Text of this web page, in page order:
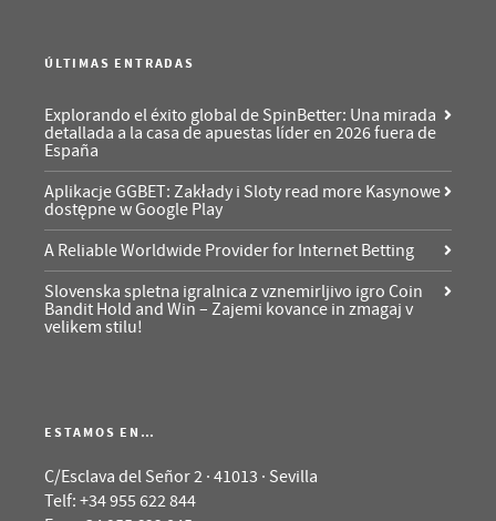
ÚLTIMAS ENTRADAS
Explorando el éxito global de SpinBetter: Una mirada
detallada a la casa de apuestas líder en 2026 fuera de
España
Aplikacje GGBET: Zakłady i Sloty read more Kasynowe
dostępne w Google Play
A Reliable Worldwide Provider for Internet Betting
Slovenska spletna igralnica z vznemirljivo igro Coin
Bandit Hold and Win – Zajemi kovance in zmagaj v
velikem stilu!
ESTAMOS EN…
C/Esclava del Señor 2 · 41013 · Sevilla
Telf: +34 955 622 844